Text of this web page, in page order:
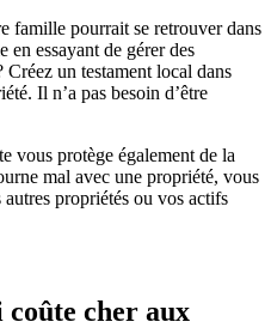
famille pourrait se retrouver dans
en essayant de gérer des
un testament local dans
Il n’a pas besoin d’être
vous protège également de la
mal avec une propriété, vous
propriétés ou vos actifs
cher aux